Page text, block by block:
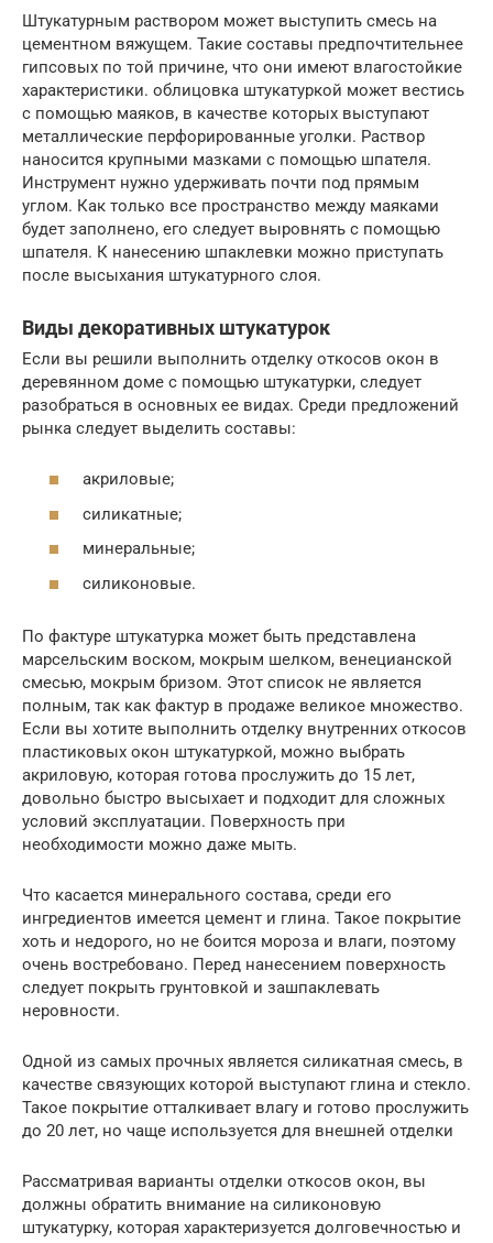
Штукатурным раствором может выступить смесь на
цементном вяжущем. Такие составы предпочтительнее
гипсовых по той причине, что они имеют влагостойкие
характеристики. облицовка штукатуркой может вестись
с помощью маяков, в качестве которых выступают
металлические перфорированные уголки. Раствор
наносится крупными мазками с помощью шпателя.
Инструмент нужно удерживать почти под прямым
углом. Как только все пространство между маяками
будет заполнено, его следует выровнять с помощью
шпателя. К нанесению шпаклевки можно приступать
после высыхания штукатурного слоя.
Виды декоративных штукатурок
Если вы решили выполнить отделку откосов окон в
деревянном доме с помощью штукатурки, следует
разобраться в основных ее видах. Среди предложений
рынка следует выделить составы:
акриловые;
силикатные;
минеральные;
силиконовые.
По фактуре штукатурка может быть представлена
марсельским воском, мокрым шелком, венецианской
смесью, мокрым бризом. Этот список не является
полным, так как фактур в продаже великое множество.
Если вы хотите выполнить отделку внутренних откосов
пластиковых окон штукатуркой, можно выбрать
акриловую, которая готова прослужить до 15 лет,
довольно быстро высыхает и подходит для сложных
условий эксплуатации. Поверхность при
необходимости можно даже мыть.
Что касается минерального состава, среди его
ингредиентов имеется цемент и глина. Такое покрытие
хоть и недорого, но не боится мороза и влаги, поэтому
очень востребовано. Перед нанесением поверхность
следует покрыть грунтовкой и зашпаклевать
неровности.
Одной из самых прочных является силикатная смесь, в
качестве связующих которой выступают глина и стекло.
Такое покрытие отталкивает влагу и готово прослужить
до 20 лет, но чаще используется для внешней отделки
Рассматривая варианты отделки откосов окон, вы
должны обратить внимание на силиконовую
штукатурку, которая характеризуется долговечностью и